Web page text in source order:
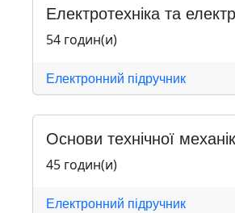
Електротехніка та
54 годин(и)
Електронний підручник
Основи технічної
45 годин(и)
Електронний підручник